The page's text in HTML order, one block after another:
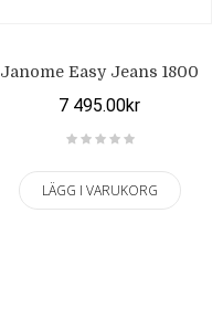
Janome Easy Jeans 1800
7 495.00kr
LÄGG I VARUKORG